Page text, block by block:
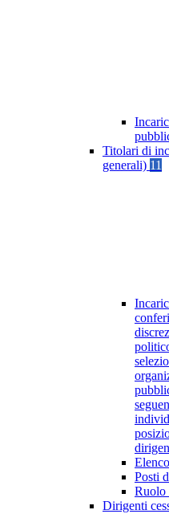
Titolari di
generali) 11
Posti
Ruolo
Dirigenti